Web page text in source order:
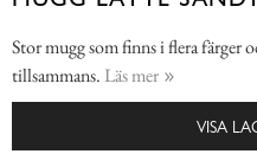
Stor mugg som finns i flera färger
tillsammans. Läs mer
VISA